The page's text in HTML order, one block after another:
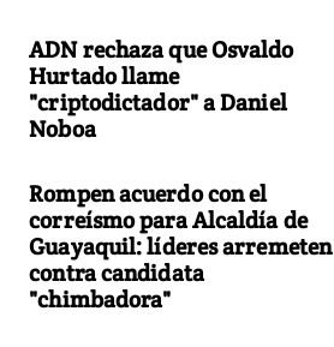
ADN rechaza que Osvaldo
Hurtado llame
"criptodictador" a Daniel
Noboa
Rompen acuerdo con el
correísmo para Alcaldía de
Guayaquil: líderes arremeten
contra candidata
"chimbadora"